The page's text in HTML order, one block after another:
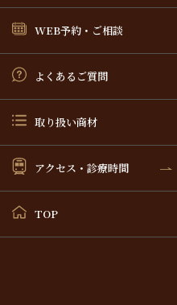
WEB予約・ご相談
よくあるご質問
取り扱い商材
アクセス・診療時間
TOP